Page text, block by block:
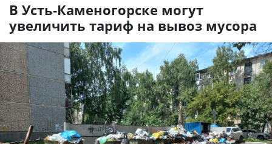
В Усть-Каменогорске могут
увеличить тариф на вывоз мусора